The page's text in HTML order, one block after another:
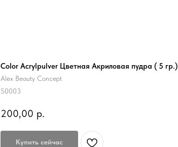
Color Acrylpulver Цветная Акриловая пудра ( 5 гр.)
Alex Beauty Concept
50003
200,00 р.
Купить сейчас